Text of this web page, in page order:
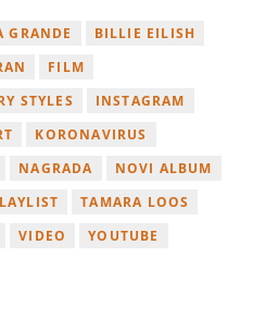
GRANDE
BILLIE EILISH
FILM
STYLES
INSTAGRAM
KORONAVIRUS
NAGRADA
NOVI ALBUM
TAMARA LOOS
VIDEO
YOUTUBE